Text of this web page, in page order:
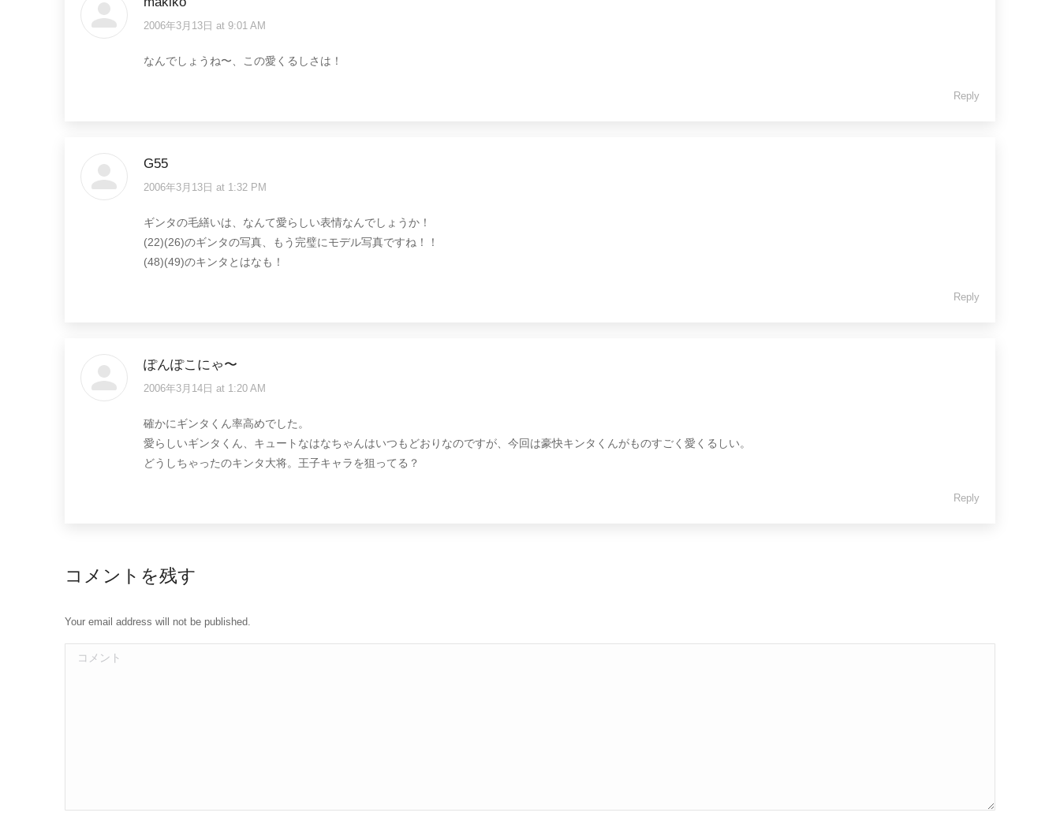
says:
2006年3月13日 at 9:01 AM
なんでしょうね〜、この愛くるしさは！
Reply
G55
says:
2006年3月13日 at 1:32 PM
ギンタの毛繕いは、なんて愛らしい表情なんでしょうか！
(22)(26)のギンタの写真、もう完璧にモデル写真ですね！！
(48)(49)のキンタとはなも！
Reply
ぽんぽこにゃ〜
says:
2006年3月14日 at 1:20 AM
確かにギンタくん率高めでした。
愛らしいギンタくん、キュートなはなちゃんはいつもどおりなのですが、今回は豪快キンタくんがものすごく愛くるしい。
どうしちゃったのキンタ大将。王子キャラを狙ってる？
Reply
コメントを残す
Your email address will not be published.
コメント